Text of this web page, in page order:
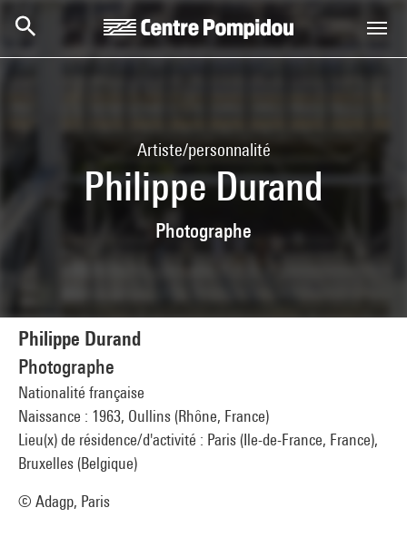
Artiste/personnalité
Philippe Durand
Photographe
Philippe Durand
Photographe
Nationalité française
Naissance : 1963, Oullins (Rhône, France)
Lieu(x) de résidence/d'activité : Paris (Ile-de-France, France),
Bruxelles (Belgique)
© Adagp, Paris